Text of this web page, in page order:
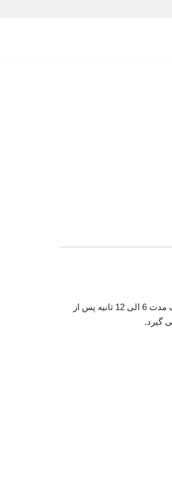
عملکرد این محصول که نسل جدیدی از ترکیبات هموستاتیک و تهیه شده از سلولز کاملا طبیعی (100 درصد کتان) می باشد، در سریع ترین زمان ممکن ظرف مدت 6 الی 12 ثانیه پس از